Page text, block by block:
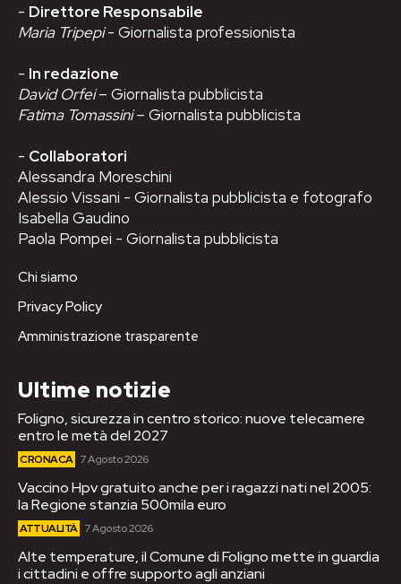
- Direttore Responsabile
Maria Tripepi- Giornalista professionista
- In redazione
David Orfei– Giornalista pubblicista
Fatima Tomassini– Giornalista pubblicista
- Collaboratori
Alessandra Moreschini
Alessio Vissani - Giornalista pubblicista e fotografo
Isabella Gaudino
Paola Pompei - Giornalista pubblicista
Chi siamo
Privacy Policy
Amministrazione trasparente
Ultime notizie
Foligno, sicurezza in centro storico: nuove telecamere
entro le metà del 2027
CRONACA 7 Agosto 2026
Vaccino Hpv gratuito anche per i ragazzi nati nel 2005:
la Regione stanzia 500mila euro
ATTUALITÀ 7 Agosto 2026
Alte temperature, il Comune di Foligno mette in guardia
i cittadini e offre supporto agli anziani